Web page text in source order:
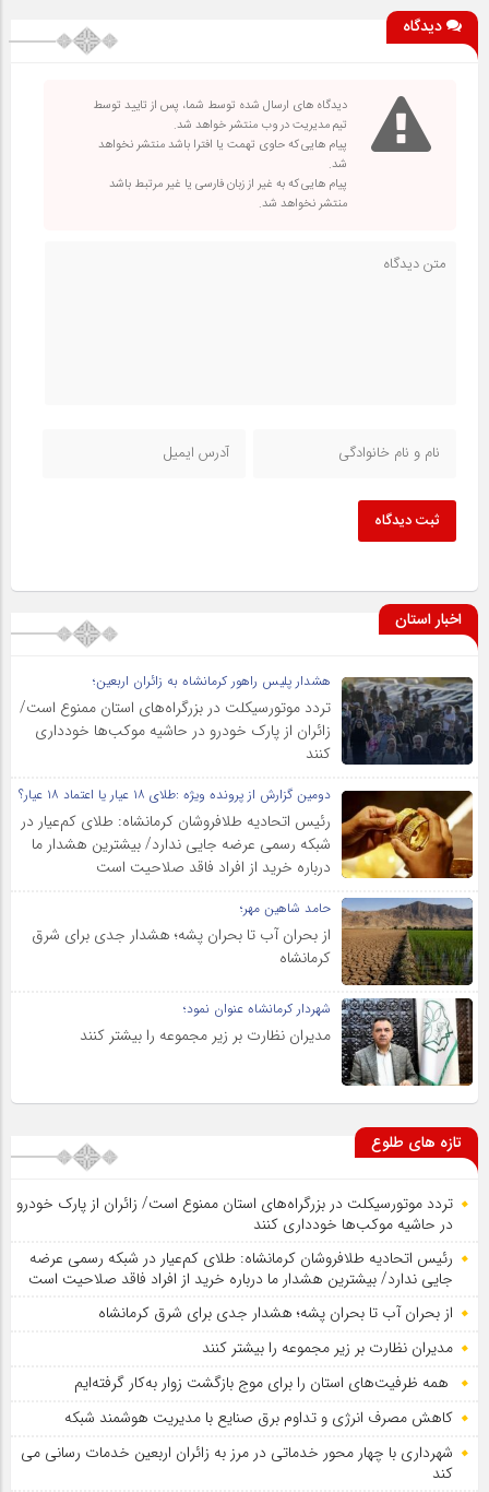
دیدگاه
دیدگاه های ارسال شده توسط شما، پس از تایید توسط
تیم مدیریت در وب منتشر خواهد شد.
پیام هایی که حاوی تهمت یا افترا باشد منتشر نخواهد
شد.
پیام هایی که به غیر از زبان فارسی یا غیر مرتبط باشد
منتشر نخواهد شد.
ثبت دیدگاه
اخبار استان
هشدار پلیس راهور کرمانشاه به زائران اربعین؛
تردد موتورسیکلت در بزرگراه‌های استان ممنوع است/
زائران از پارک خودرو در حاشیه موکب‌ها خودداری
کنند
دومین گزارش از پرونده ویژه :طلای ۱۸ عیار یا اعتماد ۱۸ عیار؟
رئیس اتحادیه طلافروشان کرمانشاه: طلای کم‌عیار در
شبکه رسمی عرضه جایی ندارد/ بیشترین هشدار ما
درباره خرید از افراد فاقد صلاحیت است
حامد شاهین مهر؛
از بحران آب تا بحران پشه؛ هشدار جدی برای شرق
کرمانشاه
شهردار کرمانشاه عنوان نمود؛
مدیران نظارت بر زیر مجموعه را بیشتر کنند
تازه های طلوع
تردد موتورسیکلت در بزرگراه‌های استان ممنوع است/ زائران از پارک خودرو
در حاشیه موکب‌ها خودداری کنند
رئیس اتحادیه طلافروشان کرمانشاه: طلای کم‌عیار در شبکه رسمی عرضه
جایی ندارد/ بیشترین هشدار ما درباره خرید از افراد فاقد صلاحیت است
از بحران آب تا بحران پشه؛ هشدار جدی برای شرق کرمانشاه
مدیران نظارت بر زیر مجموعه را بیشتر کنند
همه ظرفیت‌های استان را برای موج بازگشت زوار به‌کار گرفته‌ایم
کاهش مصرف انرژی و تداوم برق صنایع با مدیریت هوشمند شبکه
شهرداری با چهار محور خدماتی در مرز به زائران اربعین خدمات رسانی می
کند